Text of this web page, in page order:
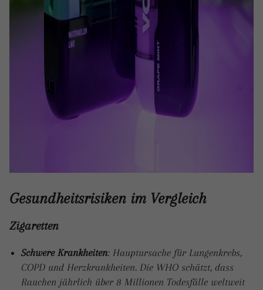
Gesundheitsrisiken im Vergleich
Zigaretten
Schwere Krankheiten: Hauptursache für Lungenkrebs,
COPD und Herzkrankheiten. Die WHO schätzt, dass
Rauchen jährlich über 8 Millionen Todesfälle weltweit